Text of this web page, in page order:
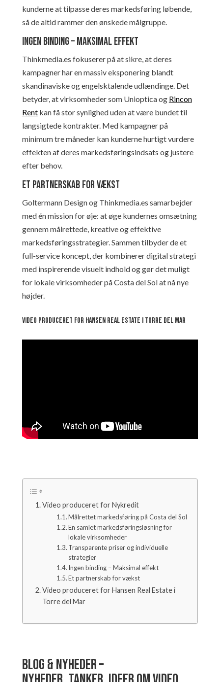
kunderne at tilpasse deres markedsføring løbende,
så de altid rammer den ønskede målgruppe.
Ingen binding – Maksimal effekt
Thinkmedia.es fokuserer på at sikre, at deres
kampagner har en massiv eksponering blandt
skandinaviske og engelsktalende udlændinge. Det
betyder, at virksomheder som Unioptica og Rincon
Rentkan få stor synlighed uden at være bundet til
langsigtede kontrakter. Med kampagner på
minimum tre måneder kan kunderne hurtigt vurdere
effekten af deres markedsføringsindsats og justere
efter behov.
Et partnerskab for vækst
Goltermann Design og Thinkmedia.es samarbejder
med én mission for øje: at øge kundernes omsætning
gennem målrettede, kreative og effektive
markedsføringsstrategier. Sammen tilbyder de et
full-service koncept, der kombinerer digital strategi
med inspirerende visuelt indhold og gør det muligt
for lokale virksomheder på Costa del Sol at nå nye
højder.
Video produceret for Hansen Real Estate i Torre del Mar
Video produceret for Nykredit
Målrettet markedsføring på Costa del Sol
En samlet markedsføringsløsning for
lokale virksomheder
Transparente priser og individuelle
strategier
Ingen binding – Maksimal effekt
Et partnerskab for vækst
Video produceret for Hansen Real Estate i
Torre del Mar
Blog & Nyheder –